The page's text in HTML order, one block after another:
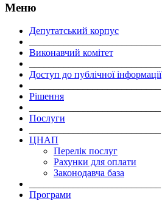
Меню
Депутатський корпус
Виконавчий комітет
Доступ до публічної інформації
Рішення
Послуги
ЦНАП
Перелік послуг
Рахунки для оплати
Законодавча база
Програми